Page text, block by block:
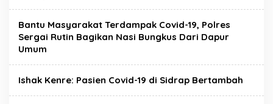
Bantu Masyarakat Terdampak Covid-19, Polres
Sergai Rutin Bagikan Nasi Bungkus Dari Dapur
Umum
Ishak Kenre: Pasien Covid-19 di Sidrap Bertambah